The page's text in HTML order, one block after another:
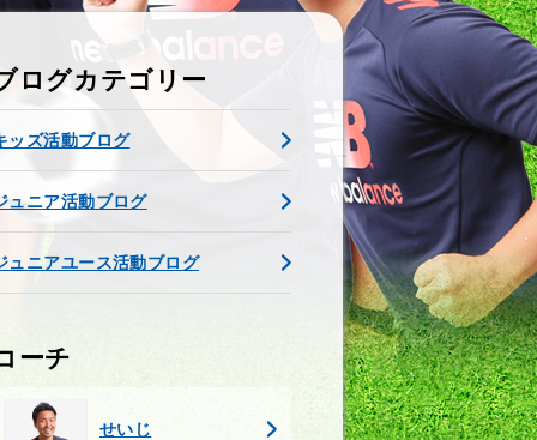
ログカテゴリー
ッズ活動ブログ
ュニア活動ブログ
ュニアユース活動ブログ
ーチ
せいじ